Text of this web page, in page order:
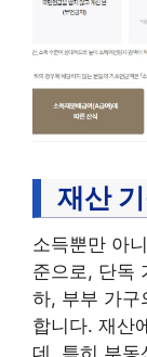
재산
소득뿐만 아
준으로, 단독
하, 부부 가구
합니다. 재산